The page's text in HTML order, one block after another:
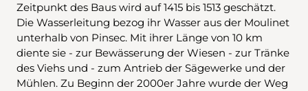
Zeitpunkt des Baus wird auf 1415 bis 1513 geschätzt.
Die Wasserleitung bezog ihr Wasser aus der Moulinet
unterhalb von Pinsec. Mit ihrer Länge von 10 km
diente sie - zur Bewässerung der Wiesen - zur Tränke
des Viehs und - zum Antrieb der Sägewerke und der
Mühlen. Zu Beginn der 2000er Jahre wurde der Weg